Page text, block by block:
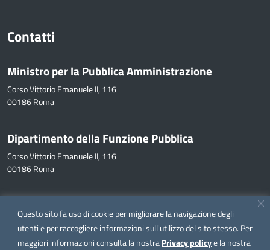
Questo sito fa uso di cookie per migliorare la navigazione degli
utenti e per raccogliere informazioni sull'utilizzo del sito stesso. Per
maggiori informazioni consulta la nostraPrivacy policye la nostra
Contatti
Ministro per la Pubblica Amministrazione
Corso Vittorio Emanuele II, 116
00186 Roma
Dipartimento della Funzione Pubblica
Corso Vittorio Emanuele II, 116
00186 Roma
inpa@funzionepubblica.it
FAQ